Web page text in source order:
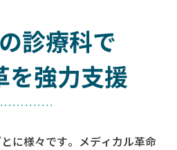
診療科で
を強力支援
に様々です。メディカル革命